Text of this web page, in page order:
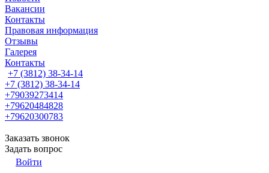
Вакансии
Контакты
Правовая информация
Отзывы
Галерея
Контакты
+7 (3812) 38-34-14
+7 (3812) 38-34-14
+79039273414
+79620484828
+79620300783
Заказать звонок
Задать вопрос
Войти